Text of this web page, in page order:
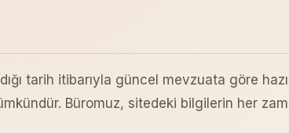
tarih itibarıyla güncel mevzuata göre
Büromuz, sitedeki bilgilerin her